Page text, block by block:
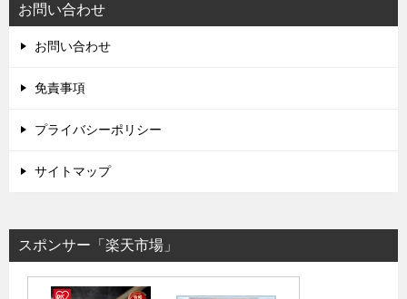
お問い合わせ
お問い合わせ
免責事項
プライバシーポリシー
サイトマップ
スポンサー「楽天市場」